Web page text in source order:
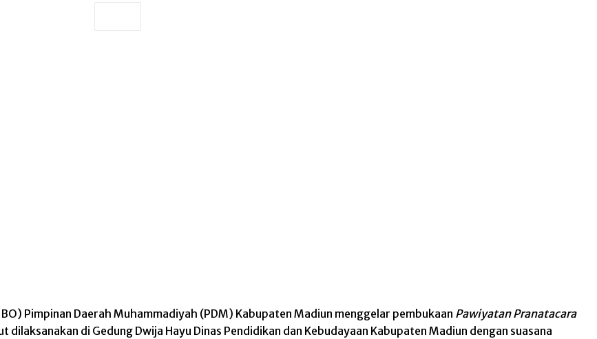
Pimpinan Daerah Muhammadiyah (PDM) Kabupaten Madiun menggelar pembukaan Pawiyatan Pranatacara
di Gedung Dwija Hayu Dinas Pendidikan dan Kebudayaan Kabupaten Madiun dengan suasana